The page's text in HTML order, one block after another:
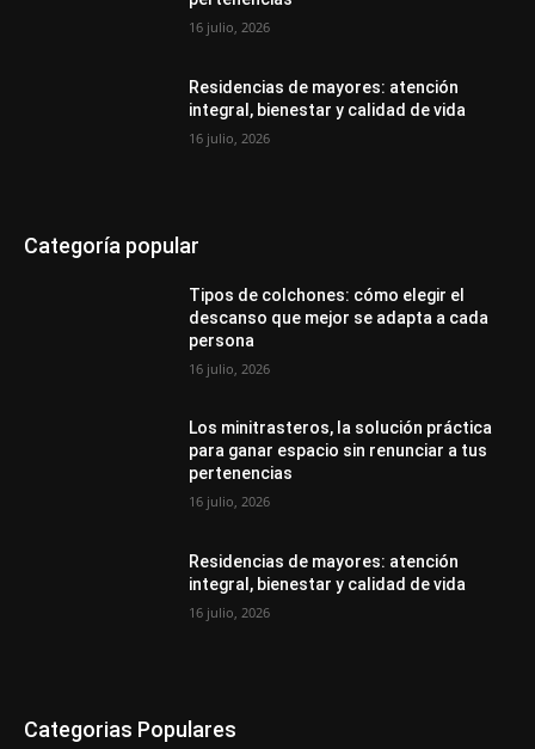
16 julio, 2026
Residencias de mayores: atención
integral, bienestar y calidad de vida
16 julio, 2026
Categoría popular
Tipos de colchones: cómo elegir el
descanso que mejor se adapta a cada
persona
16 julio, 2026
Los minitrasteros, la solución práctica
para ganar espacio sin renunciar a tus
pertenencias
16 julio, 2026
Residencias de mayores: atención
integral, bienestar y calidad de vida
16 julio, 2026
Categorias Populares